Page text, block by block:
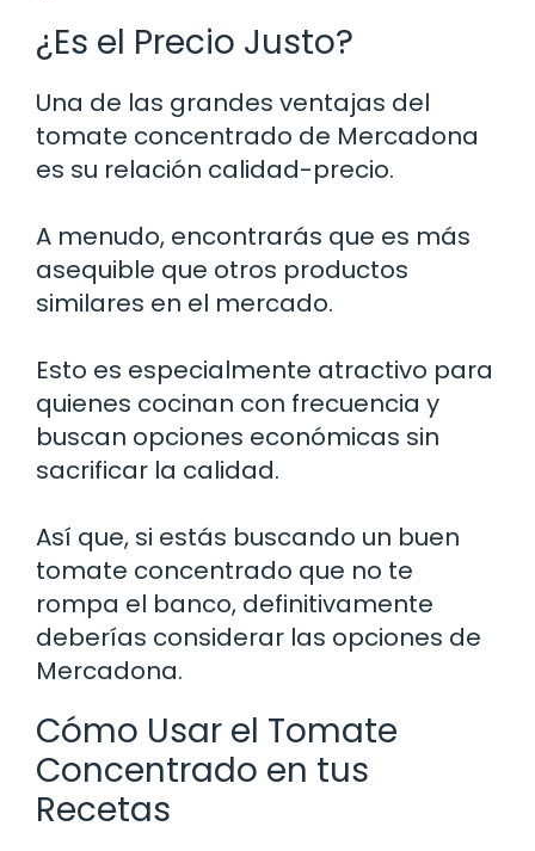
¿Es el Precio Justo?
Una de las grandes ventajas del
tomate concentrado de Mercadona
es su relación calidad-precio.
A menudo, encontrarás que es más
asequible que otros productos
similares en el mercado.
Esto es especialmente atractivo para
quienes cocinan con frecuencia y
buscan opciones económicas sin
sacrificar la calidad.
Así que, si estás buscando un buen
tomate concentrado que no te
rompa el banco, definitivamente
deberías considerar las opciones de
Mercadona.
Cómo Usar el Tomate
Concentrado en tus
Recetas